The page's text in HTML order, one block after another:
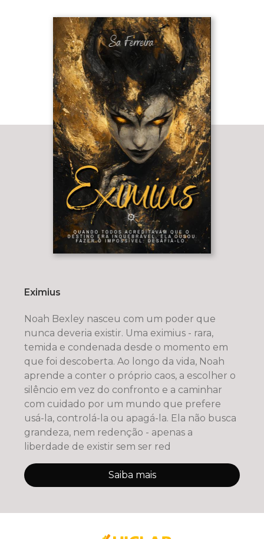
Eximius
Noah Bexley nasceu com um poder que
nunca deveria existir. Uma eximius - rara,
temida e condenada desde o momento em
que foi descoberta. Ao longo da vida, Noah
aprende a conter o próprio caos, a escolher o
silêncio em vez do confronto e a caminhar
com cuidado por um mundo que prefere
usá-la, controlá-la ou apagá-la. Ela não busca
grandeza, nem redenção - apenas a
liberdade de existir sem ser red
Saiba mais